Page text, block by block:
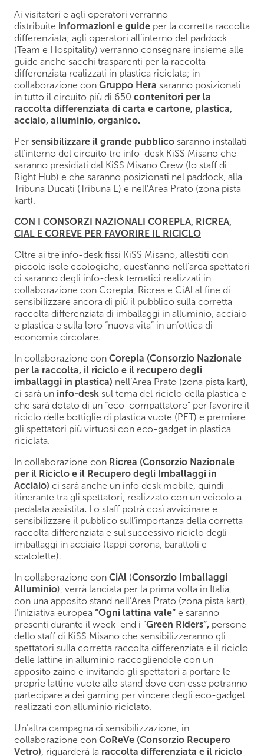
Ai visitatori e agli operatori verranno
distribuite informazioni e guide per la corretta raccolta
differenziata; agli operatori all’interno del paddock
(Team e Hospitality) verranno consegnare insieme alle
guide anche sacchi trasparenti per la raccolta
differenziata realizzati in plastica riciclata; in
collaborazione con Gruppo Hera saranno posizionati
in tutto il circuito più di 650 contenitori per la
raccolta differenziata di carta e cartone, plastica,
acciaio, alluminio, organico.
Per sensibilizzare il grande pubblico saranno installati
all’interno del circuito tre info-desk KiSS Misano che
saranno presidiati dal KiSS Misano Crew (lo staff di
Right Hub) e che saranno posizionati nel paddock, alla
Tribuna Ducati (Tribuna E) e nell’Area Prato (zona pista
kart).
CON I CONSORZI NAZIONALI COREPLA, RICREA,
CIAL E COREVE PER FAVORIRE IL RICICLO
Oltre ai tre info-desk fissi KiSS Misano, allestiti con
piccole isole ecologiche, quest’anno nell’area spettatori
ci saranno degli info-desk tematici realizzati in
collaborazione con Corepla, Ricrea e CiAl al fine di
sensibilizzare ancora di più il pubblico sulla corretta
raccolta differenziata di imballaggi in alluminio, acciaio
e plastica e sulla loro “nuova vita” in un’ottica di
economia circolare.
In collaborazione con Corepla (Consorzio Nazionale
per la raccolta, il riciclo e il recupero degli
imballaggi in plastica) nell’Area Prato (zona pista kart),
ci sarà un info-desk sul tema del riciclo della plastica e
che sarà dotato di un “eco-compattatore” per favorire il
riciclo delle bottiglie di plastica vuote (PET) e premiare
gli spettatori più virtuosi con eco-gadget in plastica
riciclata.
In collaborazione con Ricrea (Consorzio Nazionale
per il Riciclo e il Recupero degli Imballaggi in
Acciaio) ci sarà anche un info desk mobile, quindi
itinerante tra gli spettatori, realizzato con un veicolo a
pedalata assistita. Lo staff potrà così avvicinare e
sensibilizzare il pubblico sull’importanza della corretta
raccolta differenziata e sul successivo riciclo degli
imballaggi in acciaio (tappi corona, barattoli e
scatolette).
In collaborazione con CiAl (Consorzio Imballaggi
Alluminio), verrà lanciata per la prima volta in Italia,
con una apposito stand nell’Area Prato (zona pista kart),
l’iniziativa europea “Ogni lattina vale” e saranno
presenti durante il week-end i “Green Riders”, persone
dello staff di KiSS Misano che sensibilizzeranno gli
spettatori sulla corretta raccolta differenziata e il riciclo
delle lattine in alluminio raccogliendole con un
apposito zaino e invitando gli spettatori a portare le
proprie lattine vuote allo stand dove con esse potranno
partecipare a dei gaming per vincere degli eco-gadget
realizzati con alluminio riciclato.
Un’altra campagna di sensibilizzazione, in
collaborazione con CoReVe (Consorzio Recupero
Vetro), riguarderà la raccolta differenziata e il riciclo